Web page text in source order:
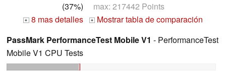
(37%) max: 217442 Points
+ 8 mas detalles +
Mostrar tabla de comparación
PassMark PerformanceTest Mobile V1 - PerformanceTest
Mobile V1 CPU Tests